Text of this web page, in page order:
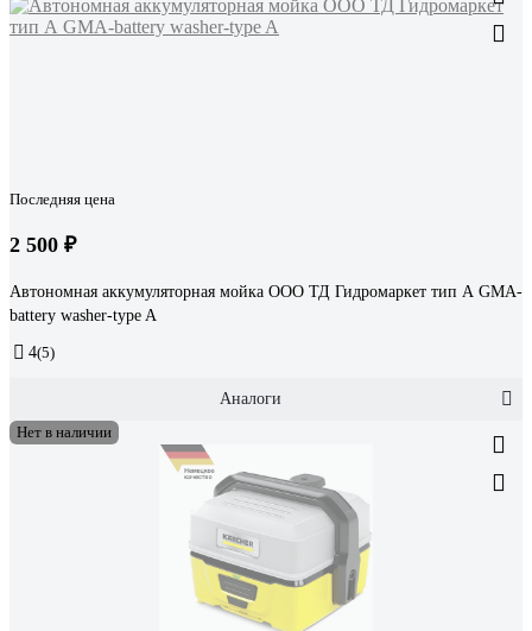
Последняя цена
2 500 ₽
Автономная аккумуляторная мойка ООО ТД Гидромаркет тип А GMA-
battery washer-type A
4(5)
Аналоги
Нет в наличии